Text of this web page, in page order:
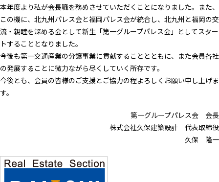
本年度より私が会長職を務めさせていただくことになりました。また、
この機に、北九州パレス会と福岡パレス会が統合し、北九州と福岡の交
流・親睦を深める会として新生「第一グループパレス会」としてスター
トすることとなりました。
今後も第一交通産業の分譲事業に貢献することとともに、また会員各社
の発展することに微力ながら尽くしていく所存です。
今後とも、会員の皆様のご支援とご協力の程よろしくお願い申し上げま
す。
第一グループパレス会 会長
株式会社久保建築設計 代表取締役
久保 隆一